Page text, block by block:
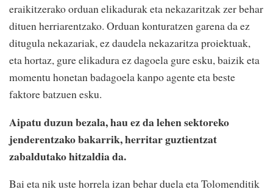
eraikitzerako orduan elikadurak eta nekazaritzak zer behar
dituen herriarentzako. Orduan konturatzen garena da ez
ditugula nekazariak, ez daudela nekazaritza proiektuak,
eta hortaz, gure elikadura ez dagoela gure esku, baizik eta
momentu honetan badagoela kanpo agente eta beste
faktore batzuen esku.
Aipatu duzun bezala, hau ez da lehen sektoreko
jenderentzako bakarrik, herritar guztientzat
zabaldutako hitzaldia da.
Bai eta nik uste horrela izan behar duela eta Tolomenditik